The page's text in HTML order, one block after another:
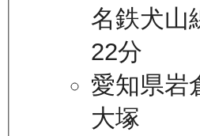
名鉄犬山
22分
愛知県岩
大塚